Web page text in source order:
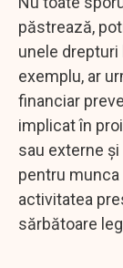
păstrează,
unele
exemplu, ar
financiar
implicat în
sau externe
pentru munca
activitatea
sărbătoare